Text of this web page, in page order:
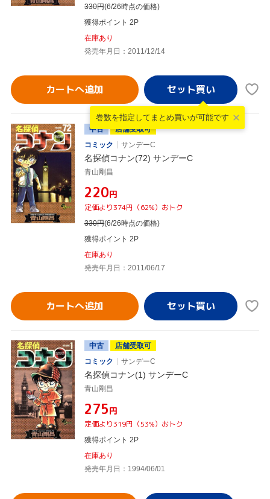
330円(6/26時点の価格)
獲得ポイント 2P
在庫あり
発売年月日：2011/12/14
カートへ追加
巻数を指定して まとめ買いが可能です
中古
店舗受取可
コミック
サンデーC
名探偵コナン(72) サンデーC
青山剛昌
¥220円
定価より374円（62%）おトク
330円(6/26時点の価格)
獲得ポイント 2P
在庫あり
発売年月日：2011/06/17
カートへ追加
中古
店舗受取可
コミック
サンデーC
名探偵コナン(1) サンデーC
青山剛昌
¥275円
定価より319円（53%）おトク
獲得ポイント 2P
在庫あり
発売年月日：1994/06/01